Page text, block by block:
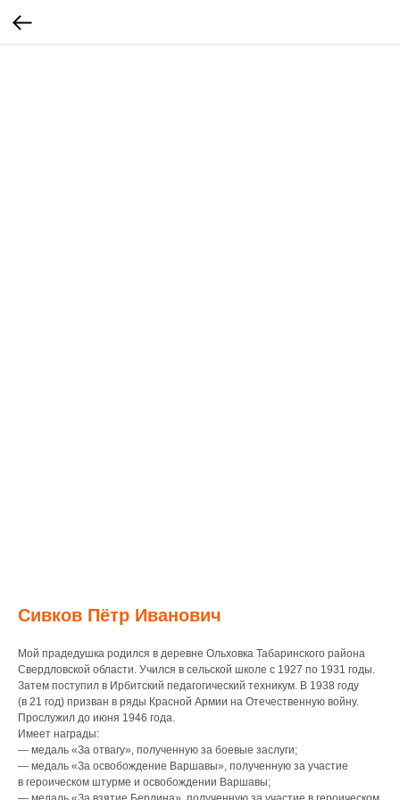
Сивков Пётр Иванович
Мой прадедушка родился в деревне Ольховка Табаринского района
Свердловской области. Учился в сельской школе с 1927 по 1931 годы.
Затем поступил в Ирбитский педагогический техникум. В 1938 году
(в 21 год) призван в ряды Красной Армии на Отечественную войну.
Прослужил до июня 1946 года.
Имеет награды:
— медаль «За отвагу», полученную за боевые заслуги;
— медаль «За освобождение Варшавы», полученную за участие
в героическом штурме и освобождении Варшавы;